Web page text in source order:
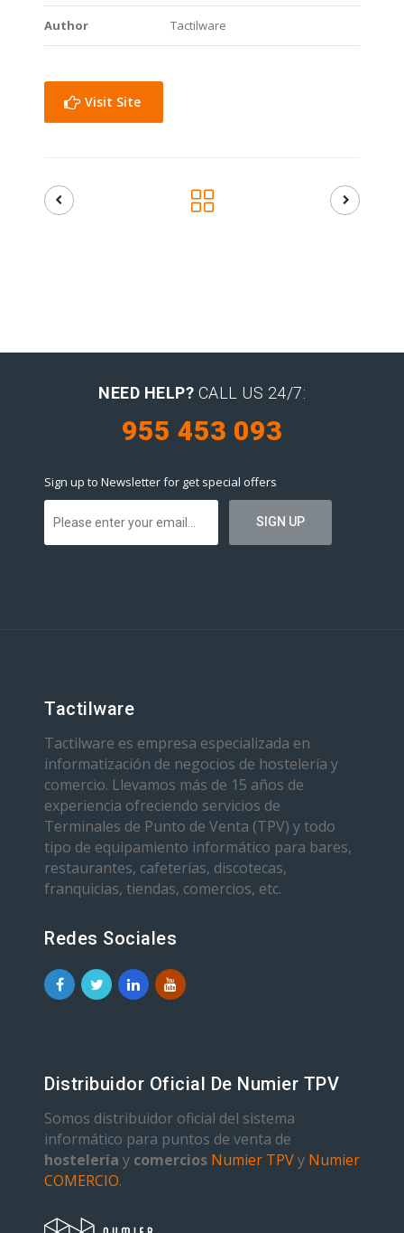
Author Tactilware
Visit Site
NEED HELP? CALL US 24/7:
955 453 093
Sign up to Newsletter for get special offers
Tactilware
Tactilware es empresa especializada en
informatización de negocios de hostelería y
comercio. Llevamos más de 15 años de
experiencia ofreciendo servicios de
Terminales de Punto de Venta (TPV) y todo
tipo de equipamiento informático para bares,
restaurantes, cafeterías, discotecas,
franquicias, tiendas, comercios, etc.
Redes Sociales
Distribuidor Oficial De Numier TPV
Somos distribuidor oficial del sistema
informático para puntos de venta de
hostelería y comercios Numier TPVy Numier
COMERCIO.